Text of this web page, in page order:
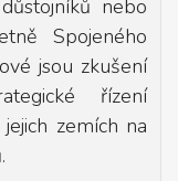
nebo
Spojeného
jsou zkušení
řízení
zemích na